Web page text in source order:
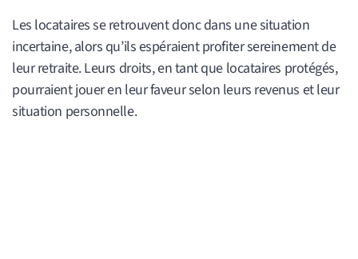
Les locataires se retrouvent donc dans une situation
incertaine, alors qu’ils espéraient profiter sereinement de
leur retraite. Leurs droits, en tant que locataires protégés,
pourraient jouer en leur faveur selon leurs revenus et leur
situation personnelle.